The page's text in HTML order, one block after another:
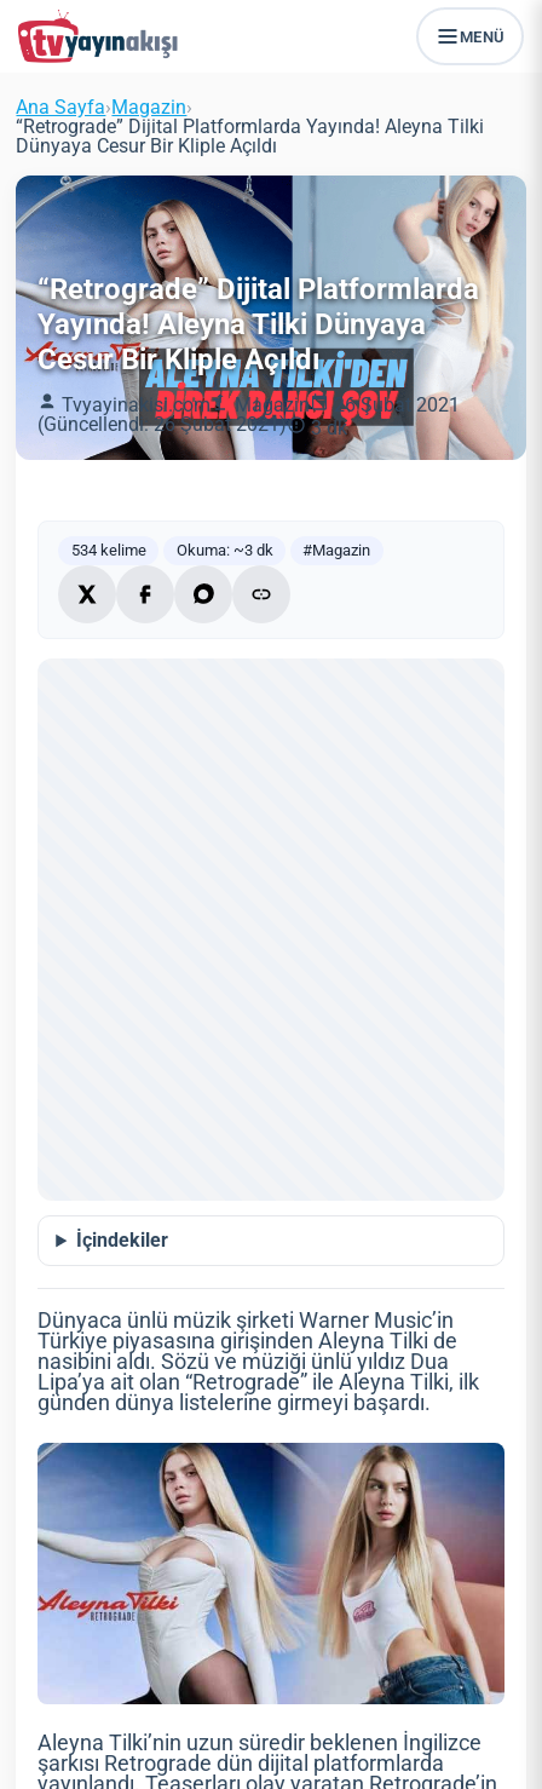
MENÜ
Ana Sayfa›Magazin›
“Retrograde” Dijital Platformlarda Yayında! Aleyna Tilki
Dünyaya Cesur Bir Kliple Açıldı
“Retrograde” Dijital Platformlarda
Yayında! Aleyna Tilki Dünyaya
Cesur Bir Kliple Açıldı
Tvyayinakisi.com Magazin
26 Şubat 2021
(Güncellendi: 26 Şubat 2021)
3 dk
534 kelime Okuma: ~3 dk #Magazin
İçindekiler
Dünyaca ünlü müzik şirketi Warner Music’in
Türkiye piyasasına girişinden Aleyna Tilki de
nasibini aldı. Sözü ve müziği ünlü yıldız Dua
Lipa’ya ait olan “Retrograde” ile Aleyna Tilki, ilk
günden dünya listelerine girmeyi başardı.
Aleyna Tilki’nin uzun süredir beklenen İngilizce
şarkısı Retrograde dün dijital platformlarda